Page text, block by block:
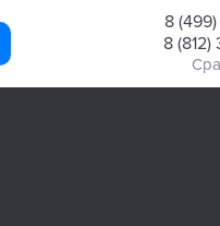
8
8